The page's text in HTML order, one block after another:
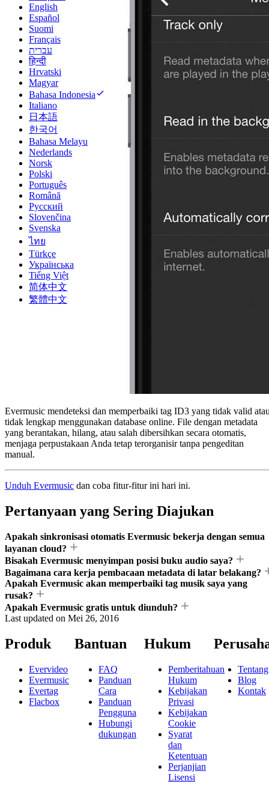
English
Español
Suomi
Français
עברית
हिन्दी
Hrvatski
Magyar
Bahasa Indonesia
Italiano
日本語
한국어
Bahasa Melayu
Nederlands
Norsk
Polski
Português
Română
Русский
Slovenčina
Svenska
ไทย
Türkçe
Українська
Tiếng Việt
简体中文
繁體中文
Evermusic mendeteksi dan memperbaiki tag ID3 yang tidak valid
tidak lengkap menggunakan database online. File dengan metadata
yang berantakan, hilang, atau salah dibersihkan secara otomatis,
menjaga perpustakaan Anda tetap terorganisir tanpa pengeditan
manual.
Unduh Evermusic dan coba fitur-fitur ini hari ini.
Pertanyaan yang Sering Diajukan
Apakah sinkronisasi otomatis Evermusic bekerja dengan semua
layanan cloud?
Bisakah Evermusic menyimpan posisi buku audio saya?
Bagaimana cara kerja pembacaan metadata di latar belakang?
Apakah Evermusic akan memperbaiki tag musik saya yang
rusak?
Apakah Evermusic gratis untuk diunduh?
Last updated on Mei 26, 2016
Produk
Evervideo
Evermusic
Evertag
Flacbox
Bantuan
FAQ
Panduan
Cara
Panduan
Pengguna
Hubungi
dukungan
Hukum
Pemberitahuan
Hukum
Kebijakan
Privasi
Kebijakan
Cookie
Syarat
dan
Ketentuan
Perjanjian
Lisensi
Tentang
Blog
Kontak